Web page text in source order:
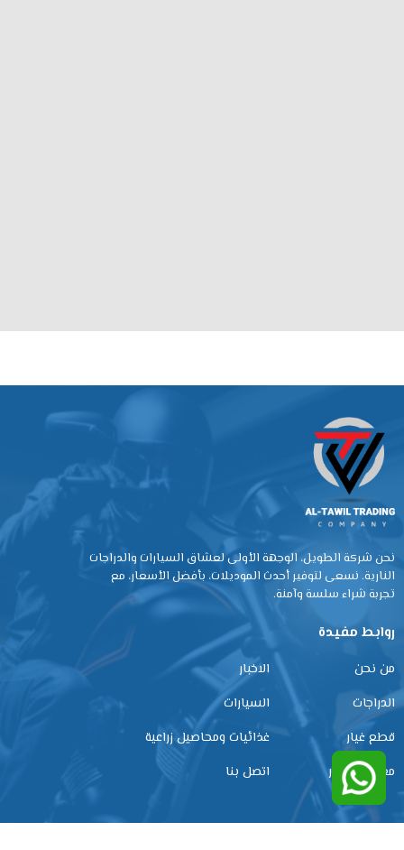
نحن شركة الطويل، الوجهة الأولى لعشاق السيارات والدراجات
النارية. نسعى لتوفير أحدث الموديلات، بأفضل الأسعار، مع
تجربة شراء سلسة وآمنة.
روابط مفيدة
من نحن
الاخبار
الدراجات
السيارات
قطع غيار
غذائيات ومحاصيل زراعية
معرض الصور
اتصل بنا